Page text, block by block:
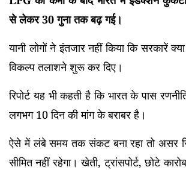
से लेकर 30 गुना तक बढ़ गई।
यानी लोगों ने इंतजार नहीं किया कि सरकारें
विकल्प तलाशने शुरू कर दिए।
रिपोर्ट यह भी कहती है कि भारत के पास
लगभग 10 दिन की मांग के बराबर है।
ऐसे में लंबे समय तक संकट बना रहा तो असर
सीमित नहीं रहेगा। खेती, ट्रांसपोर्ट, छोटे